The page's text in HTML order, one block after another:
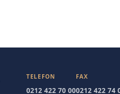
TELEFON
0212 422 70 00
FAX
0212 422 74